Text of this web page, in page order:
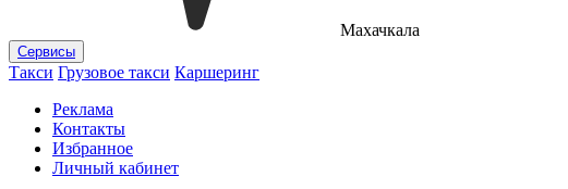
Махачкала
Сервисы
Такси Грузовое такси Каршеринг
Реклама
Контакты
Избранное
Личный кабинет